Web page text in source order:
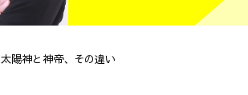
太陽神と神帝、その違い